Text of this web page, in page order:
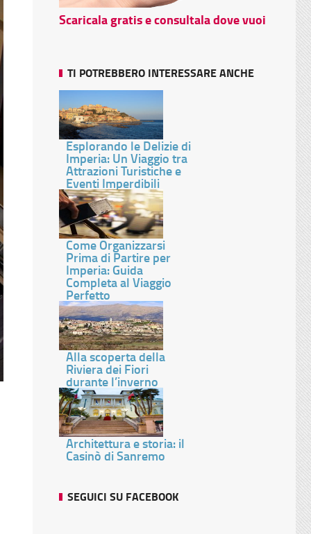
Scaricala gratis e consultala dove vuoi
TI POTREBBERO INTERESSARE ANCHE
Esplorando le Delizie di
Imperia: Un Viaggio tra
Attrazioni Turistiche e
Eventi Imperdibili
Come Organizzarsi
Prima di Partire per
Imperia: Guida
Completa al Viaggio
Perfetto
Alla scoperta della
Riviera dei Fiori
durante l’inverno
Architettura e storia: il
Casinò di Sanremo
SEGUICI SU FACEBOOK